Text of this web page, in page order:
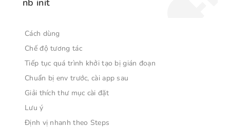
nb init
Cách dùng
Chế độ tương tác
Tiếp tục quá trình khởi tạo bị gián đoạn
Chuẩn bị env trước, cài app sau
Giải thích thư mục cài đặt
Lưu ý
Định vị nhanh theo Steps